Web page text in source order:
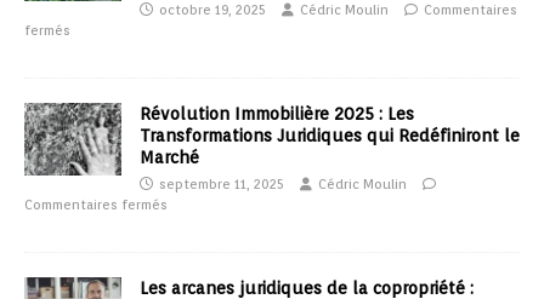
octobre 19, 2025 Cédric Moulin
Commentaires
fermés
Révolution Immobilière 2025 : Les
Transformations Juridiques qui Redéfiniront le
Marché
septembre 11, 2025
Cédric Moulin
Commentaires fermés
Les arcanes juridiques de la copropriété :